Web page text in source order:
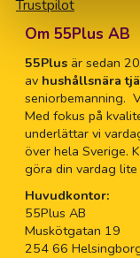
Trustpilot
Om 55Plus AB
55Plusär sedan
av hushållsnära
seniorbemanning.
Med fokus på
underlättar vi
över hela Sverige.
göra din vardag lite
Huvudkontor:
55Plus AB
Muskötgatan 19
254 66